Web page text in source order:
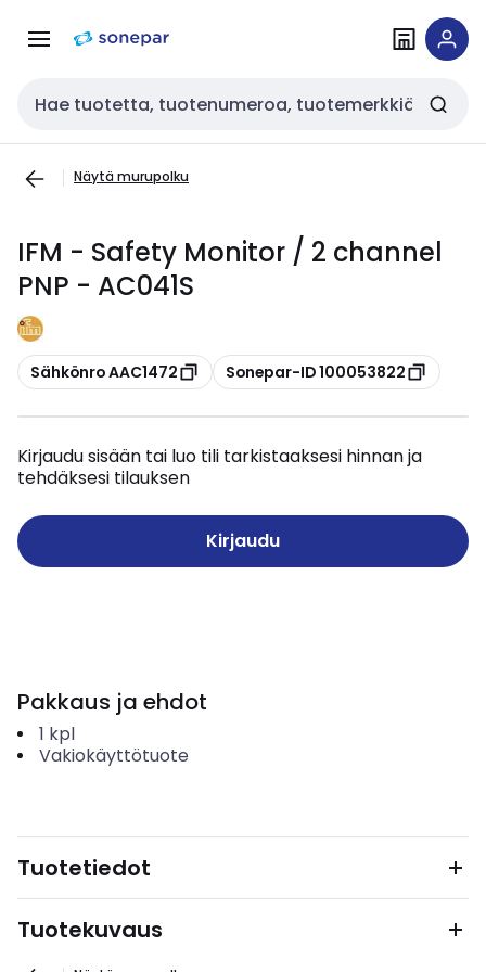
navigointiinsisältöön
Haku
Näytä murupolku
IFM - Safety Monitor / 2 channel
PNP - AC041S
Kopioi
Sähkönro AAC1472 Kopioi
Sonepar-ID 100053822
Kirjaudu sisään tai luo tili tarkistaaksesi hinnan ja
tehdäksesi tilauksen
Kirjaudu
Pakkaus ja ehdot
1 kpl
Vakiokäyttötuote
Tuotetiedot
Tuotekuvaus